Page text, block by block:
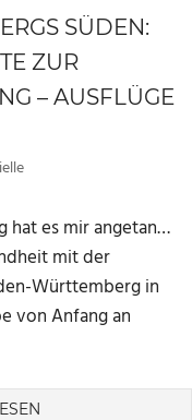
SÜDEN:
ZUR
– AUSFLÜGE
hat es mir angetan…
mit der
Württemberg in
von Anfang an